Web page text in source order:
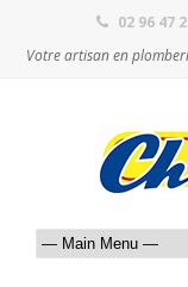
02 96 47
Votre artisan en